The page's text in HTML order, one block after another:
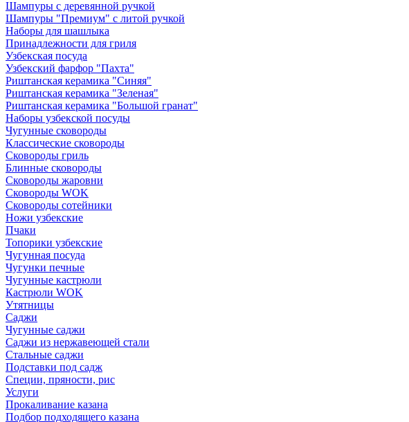
Шампуры с деревянной ручкой
Шампуры "Премиум" с литой ручкой
Наборы для шашлыка
Принадлежности для гриля
Узбекская посуда
Узбекский фарфор "Пахта"
Риштанская керамика "Синяя"
Риштанская керамика "Зеленая"
Риштанская керамика "Большой гранат"
Наборы узбекской посуды
Чугунные сковороды
Классические сковороды
Сковороды гриль
Блинные сковороды
Сковороды жаровни
Сковороды WOK
Сковороды сотейники
Ножи узбекские
Пчаки
Топорики узбекские
Чугунная посуда
Чугунки печные
Чугунные кастрюли
Кастрюли WOK
Утятницы
Саджи
Чугунные саджи
Саджи из нержавеющей стали
Стальные саджи
Подставки под садж
Специи, пряности, рис
Услуги
Прокаливание казана
Подбор подходящего казана